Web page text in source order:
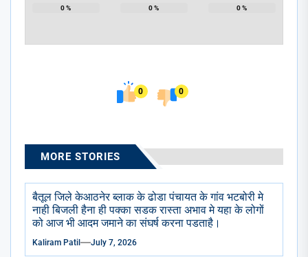
0% 0% 0%
0 0
MORE STORIES
बैतूल जिले केआठनेर ब्लाक के ढोडा पंचायत के गांव भटबोरी मे
नाही बिजली हैना ही पक्का सडक रास्ता अभाव मे यहा के लोगों
को आज भी आदम जमाने का संघर्ष करना पडताहै।
Kaliram Patil July 7, 2026